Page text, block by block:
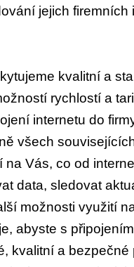
jejich firemních
kvalitní a
rychlostí a
internetu do
všech
Vás, co od
data, sledovat
možnosti využití
abyste s
kvalitní a bezpečné